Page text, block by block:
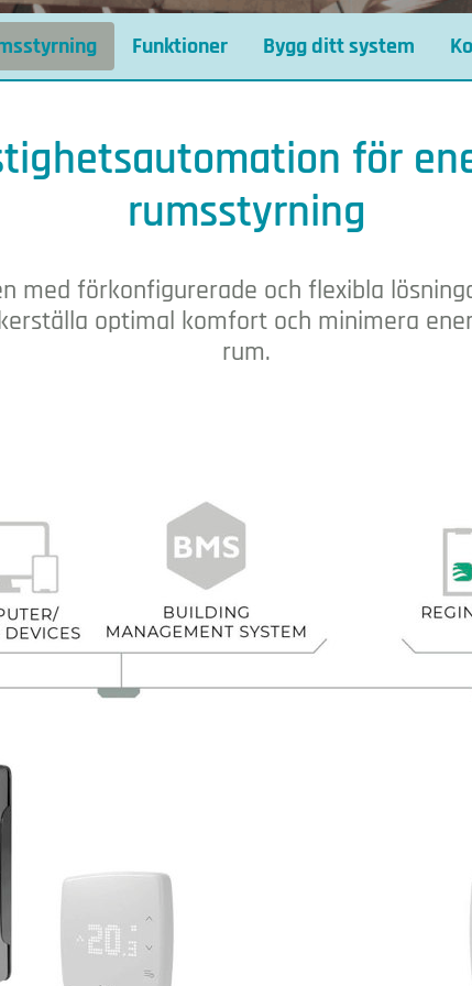
Funktioner Bygg ditt system
för
rumsstyrning
med förkonfigurerade och flexibla
optimal komfort och minimera
rum.